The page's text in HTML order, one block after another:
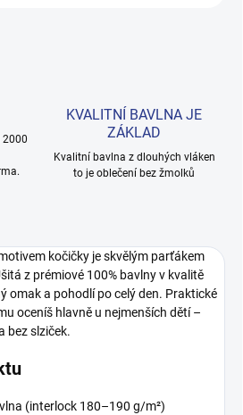
2000
KVALITNÍ BAVLNA JE
ZÁKLAD
Kvalitní bavlna z dlouhých vláken
to je oblečení bez žmolků
kočičky je skvělým parťákem
z prémiové 100% bavlny v kvalitě
omak a pohodlí po celý den. Praktické
oceníš hlavně u nejmenších dětí –
bez slziček.
(interlock 180–190 g/m²)